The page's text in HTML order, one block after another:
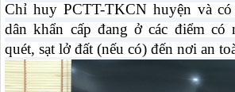
Chỉ huy PCTT-TKCN huyện và
dân khẩn cấp đang ở các điểm có
quét, sạt lở đất (nếu có) đến nơi an